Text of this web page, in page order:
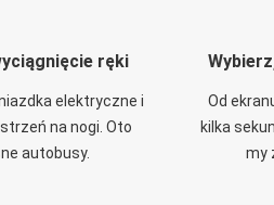
ręki
elektryczne i
na nogi. Oto
autobusy.
Od
kilka
my